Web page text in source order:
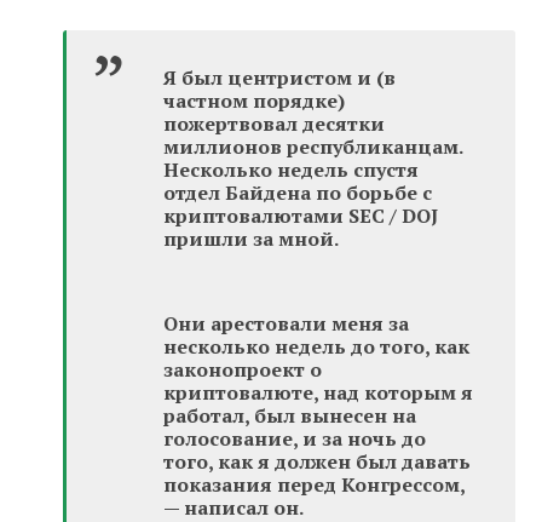
Я был центристом и (в
частном порядке)
пожертвовал десятки
миллионов республиканцам.
Несколько недель спустя
отдел Байдена по борьбе с
криптовалютами SEC / DOJ
пришли за мной.
Они арестовали меня за
несколько недель до того, как
законопроект о
криптовалюте, над которым я
работал, был вынесен на
голосование, и за ночь до
того, как я должен был давать
показания перед Конгрессом,
— написал он.